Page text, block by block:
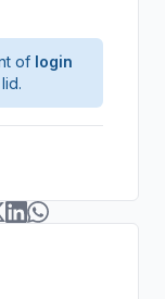
of login